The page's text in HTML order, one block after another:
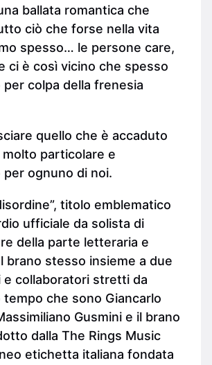
ballata romantica che
ciò che forse nella vita
spesso… le persone care,
ci è così vicino che spesso
colpa della frenesia
quello che è accaduto
molto particolare e
ognuno di noi.
titolo emblematico
ufficiale da solista di
della parte letteraria e
brano stesso insieme a due
e collaboratori stretti da
tempo che sono Giancarlo
Gusmini e il brano
dalla The Rings Music
etichetta italiana fondata